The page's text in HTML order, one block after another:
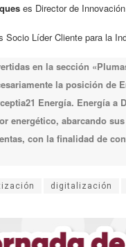
es Director de
Socio Líder Cliente para la
en la sección
la posición de
Energía. Energía
energético, abarcando
con la finalidad de
digitalización